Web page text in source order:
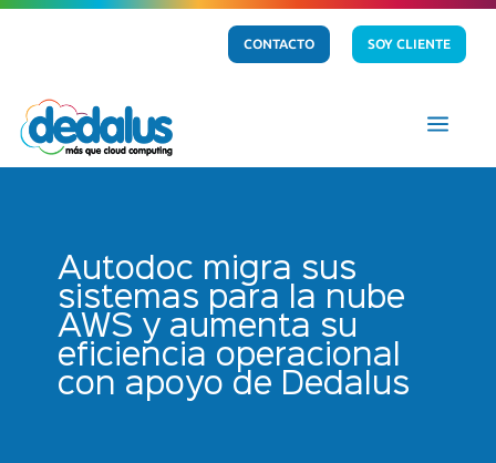
CONTACTO SOY CLIENTE
a
Autodoc migra sus
sistemas para la nube
AWS y aumenta su
eficiencia operacional
con apoyo de Dedalus